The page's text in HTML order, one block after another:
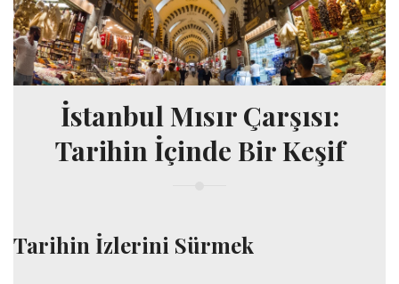
İstanbul Mısır Çarşısı:
Tarihin İçinde Bir Keşif
Tarihin İzlerini Sürmek